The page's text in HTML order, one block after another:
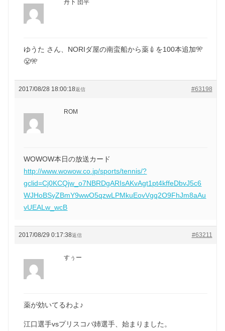
丹下 団平
ゆうた さん、NORIダ屋の南蛮船から薬💉を100本追加🎌
😤🎌
2017/08/28 18:00:18 #63198
返信
ROM
WOWOW本日の放送カード
http://www.wowow.co.jp/sports/tennis/?
gclid=Cj0KCQjw_o7NBRDgARIsAKvAgt1pt4kffeDbvJ5c6
WJHoBSyZBmY9wwO5qzwLPMkuEovVgq2O9FhJm8aAu
vUEALw_wcB
2017/08/29 0:17:38 #63211
返信
すぅー
薬が効いてるわよ♪
江口選手vsプリスコバ姉選手、始まりました。